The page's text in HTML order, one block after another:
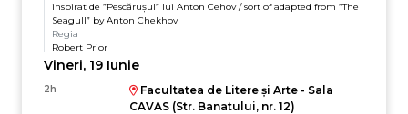
inspirat de ”Pescărușul” lui Anton Cehov / sort of adapted from ”The
Seagull” by Anton Chekhov
Regia
Robert Prior
Vineri, 19 Iunie
2h
Facultatea de Litere și Arte - Sala
CAVAS (Str. Banatului, nr. 12)